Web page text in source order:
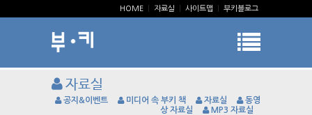
HOME 자료실 사이트맵 부키블로그
자료실
공지&이벤트 미디어 속 부키 책 자료실
동영
상 자료실
MP3 자료실